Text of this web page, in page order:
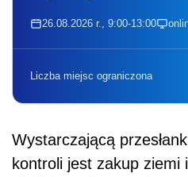
26.08.2026 r., 9:00-13:00
Liczba miejsc ograniczona
Wystarczającą
kontroli jest zakup ziemi i